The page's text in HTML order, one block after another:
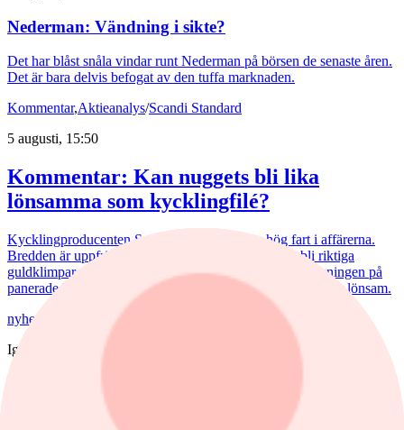
Nederman: Vändning i sikte?
Det har blåst snåla vindar runt Nederman på börsen de senaste åren.
Det är bara delvis befogat av den tuffa marknaden.
Kommentar,Aktieanalys/Scandi Standard
5 augusti, 15:50
Kommentar: Kan nuggets bli lika
lönsamma som kycklingfilé?
Kycklingproducenten Scandi Standard håller hög fart i affärerna.
Bredden är uppfriskande och flera av affärerna kan bli riktiga
guldklimpar (nuggets). Fast då vill det till att just storsatsningen på
panerade kycklingprodukter, av typen chicken nuggets, blir lönsam.
nyheter
Bostadsmarknad
Igår, 07:15
väntar en aktiv marknad